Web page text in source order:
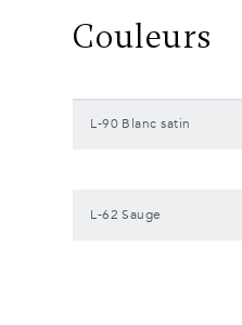
Couleurs
L-90 Blanc satin
L-62 Sauge